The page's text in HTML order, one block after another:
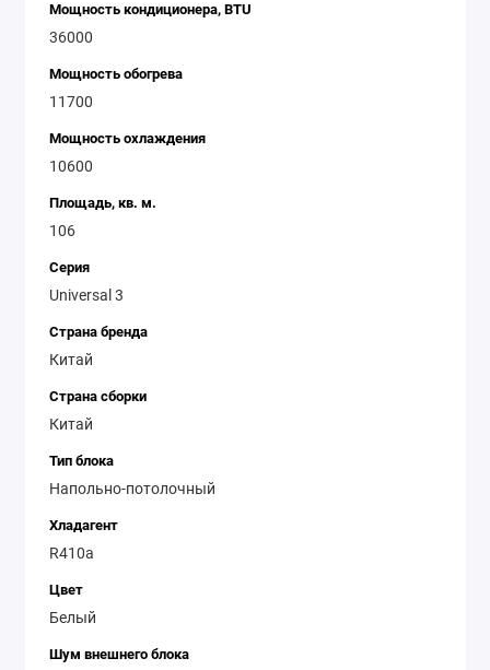
Мощность кондиционера, BTU
36000
Мощность обогрева
11700
Мощность охлаждения
10600
Площадь, кв. м.
106
Серия
Universal 3
Страна бренда
Китай
Страна сборки
Китай
Тип блока
Напольно-потолочный
Хладагент
R410a
Цвет
Белый
Шум внешнего блока